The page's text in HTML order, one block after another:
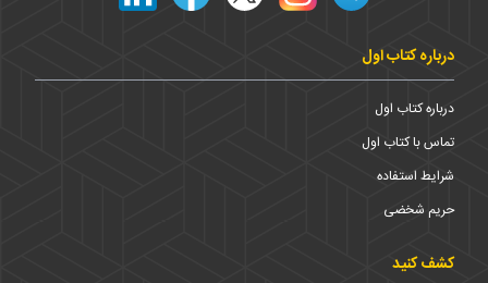
درباره کتاب اول
درباره کتاب اول
تماس با کتاب اول
شرایط استفاده
حریم شخضی
کشف کنید